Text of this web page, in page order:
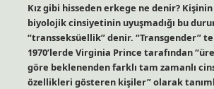
Kız gibi hisseden erkege ne denir?
biyolojik cinsiyetinin uyuşmadığı bu
“transseksüellik” denir. “Transgender”
1970’lerde Virginia Prince tarafından
göre beklenenden farklı tam zamanlı
özellikleri gösteren kişiler” olarak